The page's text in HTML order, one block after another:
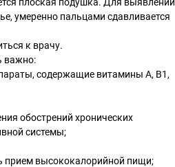
умеренно пальцами сдавливается
к врачу.
важно:
содержащие витамины А, В1,
обострений хронических
системы;
прием высококалорийной пищи;